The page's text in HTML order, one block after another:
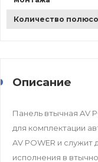
Количество
Описание
Панель втычная AV
для комплектации
AV POWER и
исполнения в